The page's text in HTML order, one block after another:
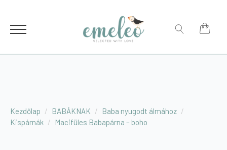
Kezdőlap BABÁKNAK
Baba nyugodt álmához
Kispárnák
Macifüles Babapárna – boho